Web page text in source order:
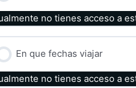
no tienes acceso a
En que fechas viajar
no tienes acceso a